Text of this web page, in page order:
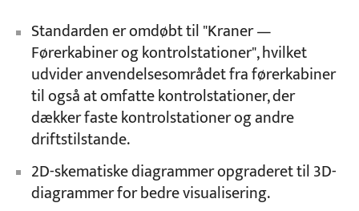
Standarden er omdøbt til "Kraner —
Førerkabiner og kontrolstationer", hvilket
udvider anvendelsesområdet fra førerkabiner
til også at omfatte kontrolstationer, der
dækker faste kontrolstationer og andre
driftstilstande.
2D-skematiske diagrammer opgraderet til 3D-
diagrammer for bedre visualisering.